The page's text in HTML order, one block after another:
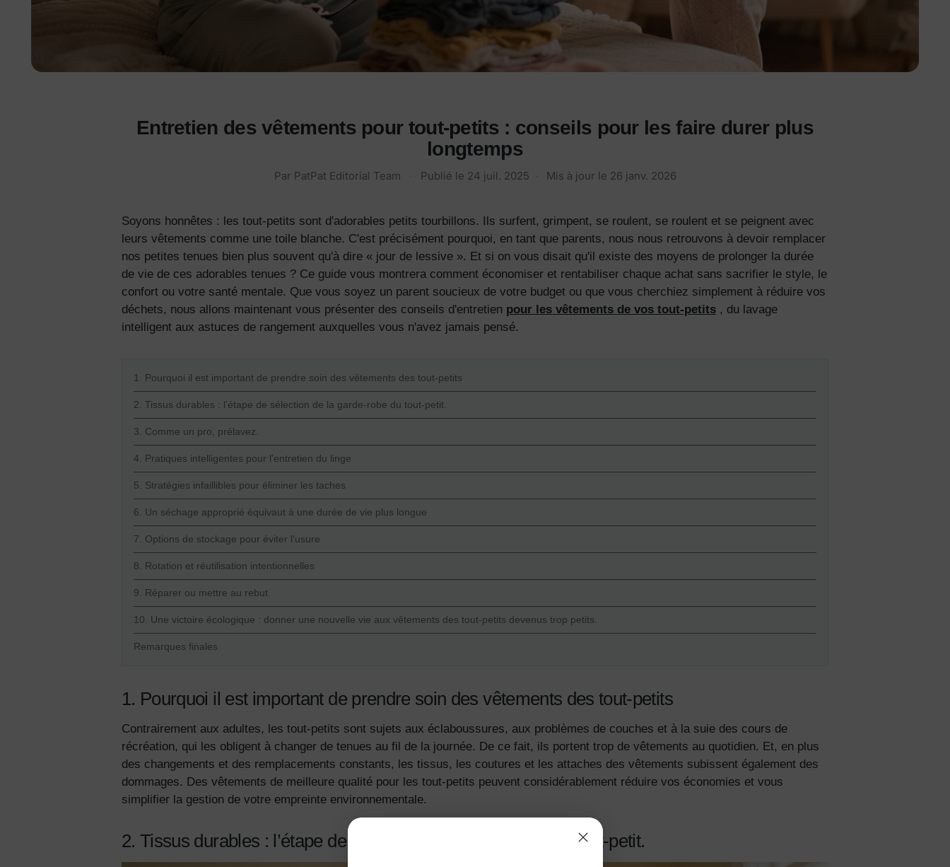
Entretien des vêtements pour tout-petits : conseils pour les faire durer plus
longtemps
Par PatPat Editorial Team Publié le 24 juil. 2025 Mis à jour le 26 janv. 2026
Soyons honnêtes : les tout-petits sont d'adorables petits tourbillons. Ils surfent, grimpent, se roulent, se roulent et se peignent avec
leurs vêtements comme une toile blanche. C'est précisément pourquoi, en tant que parents, nous nous retrouvons à devoir remplacer
nos petites tenues bien plus souvent qu'à dire « jour de lessive ». Et si on vous disait qu'il existe des moyens de prolonger la durée
de vie de ces adorables tenues ? Ce guide vous montrera comment économiser et rentabiliser chaque achat sans sacrifier le style, le
confort ou votre santé mentale. Que vous soyez un parent soucieux de votre budget ou que vous cherchiez simplement à réduire vos
déchets, nous allons maintenant vous présenter des conseils d'entretien pour les vêtements de vos tout-petits , du lavage
intelligent aux astuces de rangement auxquelles vous n'avez jamais pensé.
1. Pourquoi il est important de prendre soin des vêtements des tout-petits
2. Tissus durables : l’étape de sélection de la garde-robe du tout-petit.
3. Comme un pro, prélavez.
4. Pratiques intelligentes pour l'entretien du linge
5. Stratégies infaillibles pour éliminer les taches
6. Un séchage approprié équivaut à une durée de vie plus longue
7. Options de stockage pour éviter l'usure
8. Rotation et réutilisation intentionnelles
9. Réparer ou mettre au rebut
10. Une victoire écologique : donner une nouvelle vie aux vêtements des tout-petits devenus trop petits.
Remarques finales
1. Pourquoi il est important de prendre soin des vêtements des tout-petits
Contrairement aux adultes, les tout-petits sont sujets aux éclaboussures, aux problèmes de couches et à la suie des cours de
récréation, qui les obligent à changer de tenues au fil de la journée. De ce fait, ils portent trop de vêtements au quotidien. Et, en plus
des changements et des remplacements constants, les tissus, les coutures et les attaches des vêtements subissent également des
dommages. Des vêtements de meilleure qualité pour les tout-petits peuvent considérablement réduire vos économies et vous
simplifier la gestion de votre empreinte environnementale.
2. Tissus durables : l’étape de sélection de la garde-robe du tout-petit.